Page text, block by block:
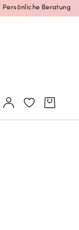
Persönliche Beratung